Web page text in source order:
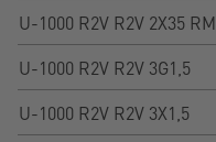
U-1000 R2V R2V 2X35 RM
U-1000 R2V R2V 3G1,5
U-1000 R2V R2V 3X1,5